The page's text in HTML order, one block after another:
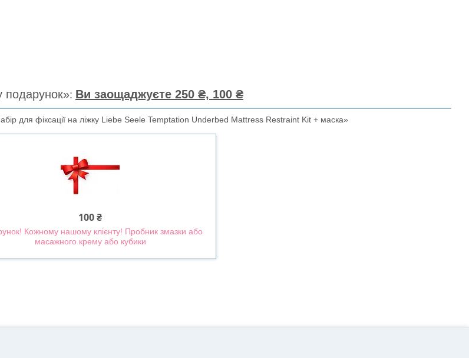
подарунок» Ви заощаджуєте 250 ₴, 100 ₴
для фіксації на ліжку Liebe Seele Temptation Underbed Mattress Restraint Kit + маска»
100 ₴
Кожному нашому клієнту! Пробник змазки або
масажного крему або кубики